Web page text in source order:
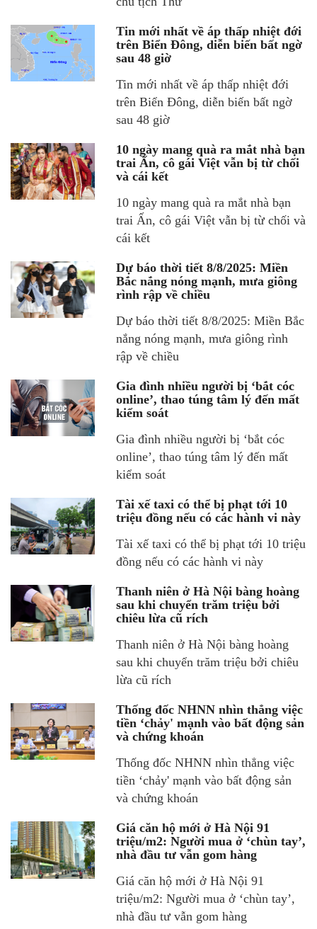
Tin mới nhất về áp thấp nhiệt đới
trên Biển Đông, diễn biến bất ngờ
sau 48 giờ
Tin mới nhất về áp thấp nhiệt đới
trên Biển Đông, diễn biến bất ngờ
sau 48 giờ
10 ngày mang quà ra mắt nhà bạn
trai Ấn, cô gái Việt vẫn bị từ chối
và cái kết
10 ngày mang quà ra mắt nhà bạn
trai Ấn, cô gái Việt vẫn bị từ chối và
cái kết
Dự báo thời tiết 8/8/2025: Miền
Bắc nắng nóng mạnh, mưa giông
rình rập về chiều
Dự báo thời tiết 8/8/2025: Miền Bắc
nắng nóng mạnh, mưa giông rình
rập về chiều
Gia đình nhiều người bị ‘bắt cóc
online’, thao túng tâm lý đến mất
kiểm soát
Gia đình nhiều người bị ‘bắt cóc
online’, thao túng tâm lý đến mất
kiểm soát
Tài xế taxi có thể bị phạt tới 10
triệu đồng nếu có các hành vi này
Tài xế taxi có thể bị phạt tới 10 triệu
đồng nếu có các hành vi này
Thanh niên ở Hà Nội bàng hoàng
sau khi chuyển trăm triệu bởi
chiêu lừa cũ rích
Thanh niên ở Hà Nội bàng hoàng
sau khi chuyển trăm triệu bởi chiêu
lừa cũ rích
Thống đốc NHNN nhìn thẳng việc
tiền ‘chảy' mạnh vào bất động sản
và chứng khoán
Thống đốc NHNN nhìn thẳng việc
tiền ‘chảy' mạnh vào bất động sản
và chứng khoán
Giá căn hộ mới ở Hà Nội 91
triệu/m2: Người mua ở ‘chùn tay’,
nhà đầu tư vẫn gom hàng
Giá căn hộ mới ở Hà Nội 91
triệu/m2: Người mua ở ‘chùn tay’,
nhà đầu tư vẫn gom hàng